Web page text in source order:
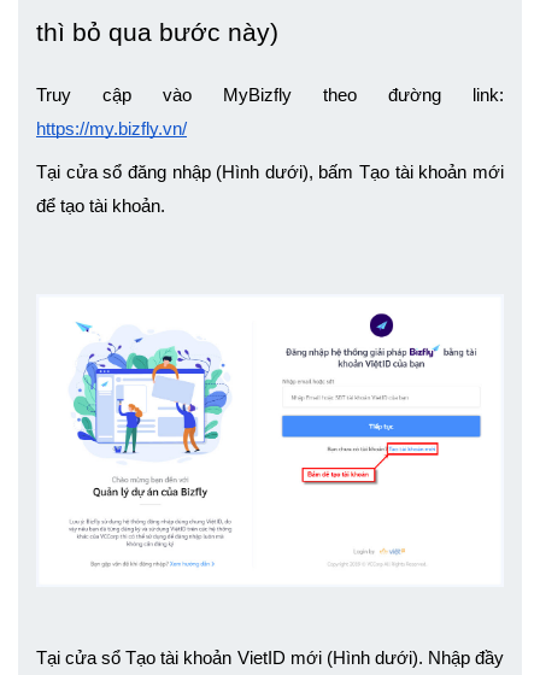
thì bỏ qua bước này)
https://my.bizfly.vn/
Tại cửa sổ đăng nhập (Hình dưới), bấm Tạo tài khoản mới
để tạo tài khoản.
Tại cửa sổ Tạo tài khoản VietID mới (Hình dưới). Nhập đầy